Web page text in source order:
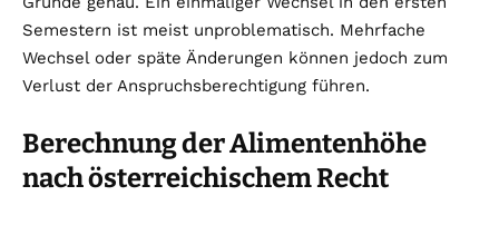
Semestern ist meist unproblematisch. Mehrfache
Wechsel oder späte Änderungen können jedoch zum
Verlust der Anspruchsberechtigung führen.
Berechnung der Alimentenhöhe
nach österreichischem Recht